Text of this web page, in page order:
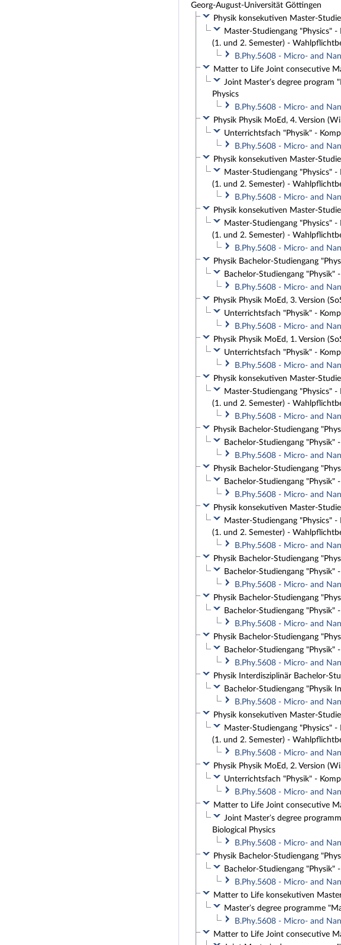
Georg-August-Universität Göttingen
Physik konsekutiven Master-
Master-Studiengang "Physics"
(1. und 2. Semester) -
B.Phy.5608 - Micro- and
Matter to Life Joint consecutive
Joint Master’s degree program
Physics
B.Phy.5608 - Micro- and
Physik Physik MoEd, 4. Version
Unterrichtsfach "Physik" -
B.Phy.5608 - Micro- and
Physik konsekutiven Master-
Master-Studiengang "Physics"
(1. und 2. Semester) -
B.Phy.5608 - Micro- and
Physik konsekutiven Master-
Master-Studiengang "Physics"
(1. und 2. Semester) -
B.Phy.5608 - Micro- and
Physik Bachelor-Studiengang
Bachelor-Studiengang
B.Phy.5608 - Micro- and
Physik Physik MoEd, 3. Version
Unterrichtsfach "Physik" -
B.Phy.5608 - Micro- and
Physik Physik MoEd, 1. Version
Unterrichtsfach "Physik" -
B.Phy.5608 - Micro- and
Physik konsekutiven Master-
Master-Studiengang "Physics"
(1. und 2. Semester) -
B.Phy.5608 - Micro- and
Physik Bachelor-Studiengang
Bachelor-Studiengang
B.Phy.5608 - Micro- and
Physik Bachelor-Studiengang
Bachelor-Studiengang
B.Phy.5608 - Micro- and
Physik konsekutiven Master-
Master-Studiengang "Physics"
(1. und 2. Semester) -
B.Phy.5608 - Micro- and
Physik Bachelor-Studiengang
Bachelor-Studiengang
B.Phy.5608 - Micro- and
Physik Bachelor-Studiengang
Bachelor-Studiengang
B.Phy.5608 - Micro- and
Physik Bachelor-Studiengang
Bachelor-Studiengang
B.Phy.5608 - Micro- and
Physik Interdisziplinär Bachelor-
Bachelor-Studiengang "Physik
B.Phy.5608 - Micro- and
Physik konsekutiven Master-
Master-Studiengang "Physics"
(1. und 2. Semester) -
B.Phy.5608 - Micro- and
Physik Physik MoEd, 2. Version
Unterrichtsfach "Physik" -
B.Phy.5608 - Micro- and
Matter to Life Joint consecutive
Joint Master’s degree
Biological Physics
B.Phy.5608 - Micro- and
Physik Bachelor-Studiengang
Bachelor-Studiengang
B.Phy.5608 - Micro- and
Matter to Life konsekutiven
Master’s degree programme
B.Phy.5608 - Micro- and
Matter to Life Joint consecutive